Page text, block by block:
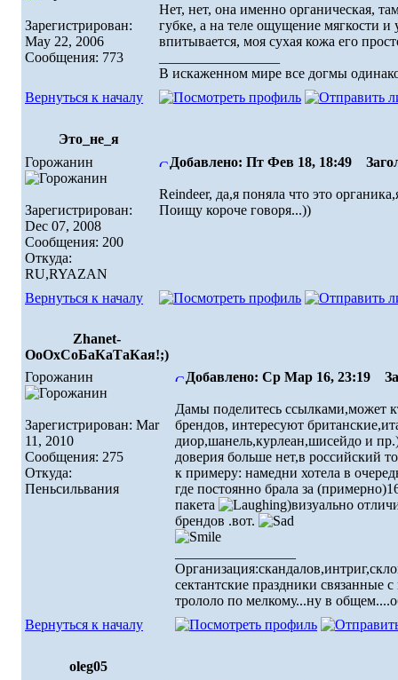
Зарегистрирован:
May 22, 2006
Сообщения: 773
Нет, нет, она именно органическая,
губке, а на теле ощущение мягкости
впитывается, моя сухая кожа его
В искаженном миpе все догмы
Вернуться к началу
Это_не_я
Горожанин
Зарегистрирован:
Dec 07, 2008
Сообщения: 200
Откуда:
RU,RYAZAN
Добавлено: Пт Фев 18, 18:49
Reindeer, да,я поняла что это
Поищу короче говоря...))
Вернуться к началу
Zhanet-
ОоОхСоБаКаТаКая!;)
Горожанин
Зарегистрирован: Mar
11, 2010
Сообщения: 275
Откуда:
Пеньсильвания
Добавлено: Ср Мар 16, 23:19
Дамы поделитесь ссылками,может
брендов, интересуют
диор,шанель,курлеан,шисейдо и
доверия больше нет,в российский
к примеру: намедни хотела в
где постоянно брала за
пакета
)визуально
брендов .вот.
сектантские праздники связанные
трололо по мелкому...ну в
Вернуться к началу
oleg05